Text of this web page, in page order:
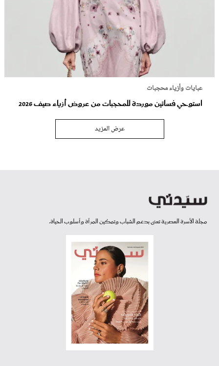
عبايات وأزياء محجبات
استوحي فساتين موردة للمحجبات من عروض أزياء صيف 2026
عرض المزيد
مجلة الأسرة العصرية تعنى بدعم الشباب وتمكين المرأة وأسلوب الحياة.